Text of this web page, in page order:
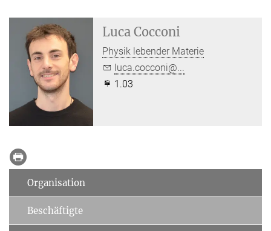
Luca Cocconi
Physik lebender Materie
luca.cocconi@...
1.03
Organisation
Beschäftigte